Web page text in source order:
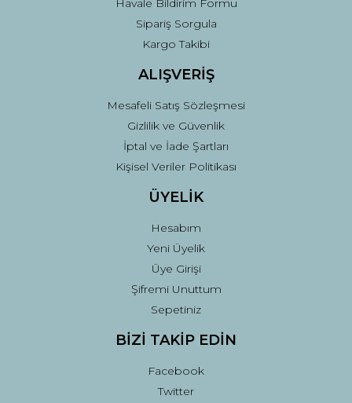
Havale Bildirim Formu
Sipariş Sorgula
Kargo Takibi
ALIŞVERİŞ
Mesafeli Satış Sözleşmesi
Gizlilik ve Güvenlik
İptal ve İade Şartları
Kişisel Veriler Politikası
ÜYELİK
Hesabım
Yeni Üyelik
Üye Girişi
Şifremi Unuttum
Sepetiniz
BİZİ TAKİP EDİN
Facebook
Twitter